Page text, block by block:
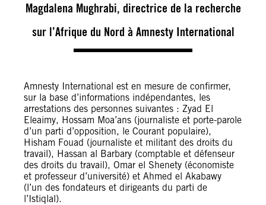
Magdalena Mughrabi, directrice de la recherche
sur l’Afrique du Nord à Amnesty International
Amnesty International est en mesure de confirmer,
sur la base d’informations indépendantes, les
arrestations des personnes suivantes : Zyad El
Eleaimy, Hossam Moa’ans (journaliste et porte-parole
d’un parti d’opposition, le Courant populaire),
Hisham Fouad (journaliste et militant des droits du
travail), Hassan al Barbary (comptable et défenseur
des droits du travail), Omar el Shenety (économiste
et professeur d’université) et Ahmed el Akabawy
(l’un des fondateurs et dirigeants du parti de
l’Istiqlal).